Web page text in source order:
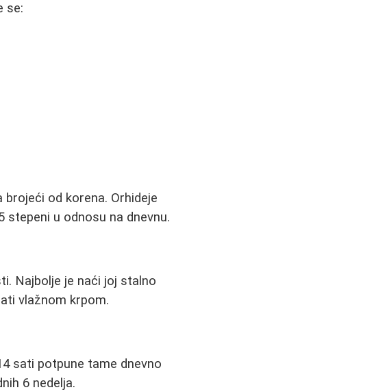
se:
od korena. Orhideje
u odnosu na dnevnu.
Najbolje je naći joj stalno
vlažnom krpom.
sati potpune tame dnevno
6 nedelja.